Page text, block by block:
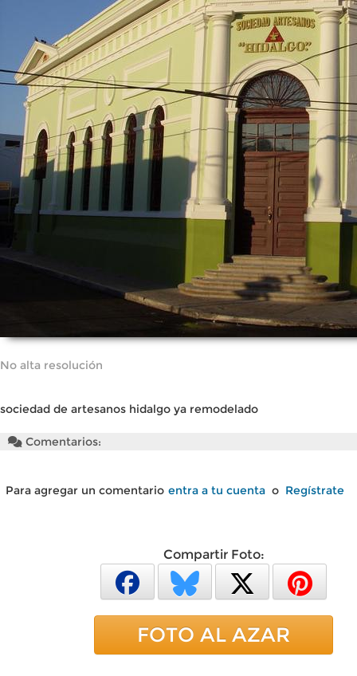
No alta resolución
sociedad de artesanos hidalgo ya remodelado
Comentarios:
Para agregar un comentario entra a tu cuenta o Regístrate
Compartir Foto:
FOTO AL AZAR